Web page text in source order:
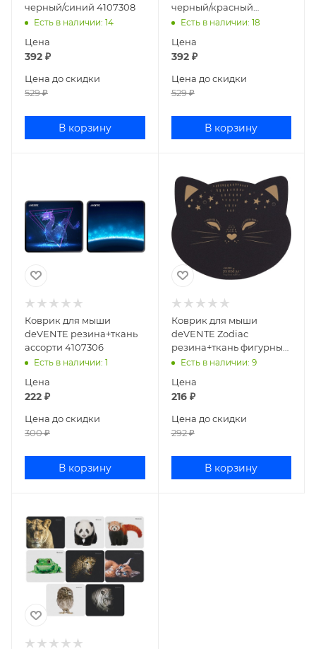
черный/синий 4107308
Есть в наличии: 14
Цена
392 ₽
Цена до скидки
529₽
В корзину
черный/красный
4107307
Есть в наличии: 18
Цена
392₽
Цена до скидки
529₽
В корзину
Коврик для мыши
deVENTE резина+ткань
ассорти 4107306
Есть в наличии: 1
Цена
222 ₽
Цена до скидки
300₽
В корзину
Коврик для мыши
deVENTE Zodiac
резина+ткань фигурный
4107400
Есть в наличии: 9
Цена
216₽
Цена до скидки
292₽
В корзину